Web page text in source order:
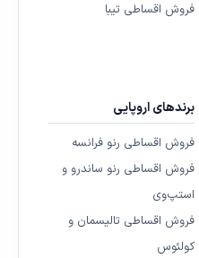
فروش اقساطی تیبا
برندهای اروپایی
فروش اقساطی رنو فرانسه
فروش اقساطی رنو ساندرو و
استپ‌وی
فروش اقساطی تالیسمان و
کولئوس